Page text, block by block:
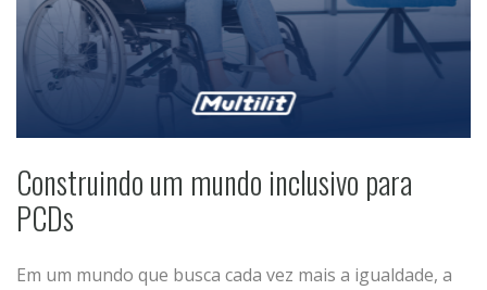
Construindo um mundo inclusivo para
PCDs
Em um mundo que busca cada vez mais a igualdade, a